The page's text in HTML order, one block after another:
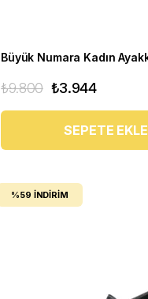
₺3.944
₺9.800
SEPETE EKLE
%59 İNDIRIM